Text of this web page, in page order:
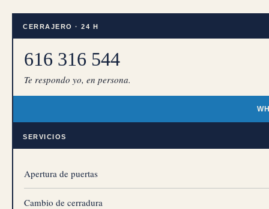
CERRAJERO · 24 H
616 316 544
Te respondo yo, en persona.
SERVICIOS
Apertura de puertas
Cambio de cerradura